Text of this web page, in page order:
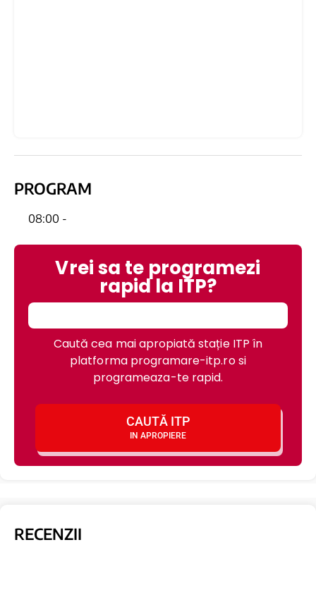
PROGRAM
08:00 -
Vrei sa te programezi
rapid la ITP?
Caută cea mai apropiată stație ITP în
platforma programare-itp.ro si
programeaza-te rapid.
CAUTĂ ITP
IN APROPIERE
RECENZII